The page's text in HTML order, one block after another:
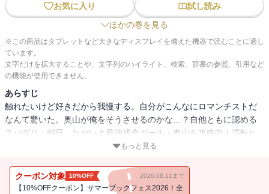
お気に入り
試し読み
ほかの巻を見る
※この商品はタブレットなど大きなディスプレイを備えた機器で読むことに適し
ています。
文字だけを拡大することや、文字列のハイライト、検索、辞書の参照、引用など
の機能が使用できません。
あらすじ
触れたいけど好きだから我慢する。自分がこんなにロマンチストだ
なんて驚いた。奥山が俺をそうさせるのかな…？自他ともに認める
スパダリ・朝日、ただいま最強残念ガール・奥山を攻略中！逆転ヒ
エラルキーLOVE、熱愛編突入ーーー！
もっと見る
クーポン対象 10%OFF 2026.08.11まで
【10%OFFクーポン】サマーブックフェス2026！全